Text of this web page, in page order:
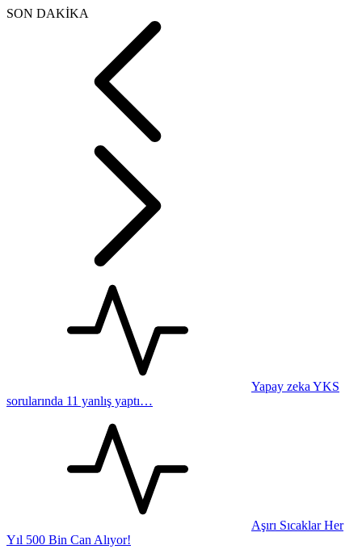
SON DAKİKA
Yapay zeka YKS
sorularında 11 yanlış yaptı…
Aşırı Sıcaklar Her
Yıl 500 Bin Can Alıyor!